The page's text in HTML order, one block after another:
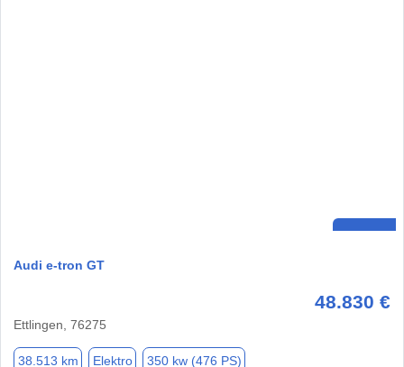
Audi e-tron GT
48.830 €
Ettlingen, 76275
38.513 km Elektro 350 kw (476 PS)